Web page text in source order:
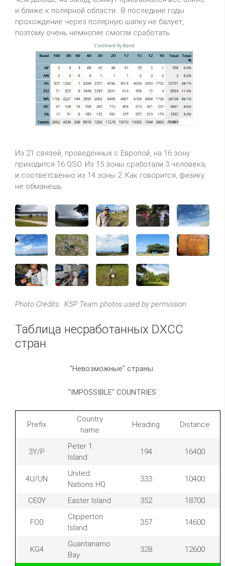
и ближе к полярной области. В последние годы
прохождение через полярную шапку не балует,
поэтому очень немногие смогли сработать.
Из 21 связей, проведенных с Европой, на 16 зону
приходится 16 QSO. Из 15 зоны сработали 3 человека,
и соответсвенно из 14 зоны 2. Как говорится, физику
не обманешь.
Photo Credits: K5P Team photos used by permission
Таблица несработанных DXCC
стран
"Невозможные" страны.
"IMPOSSIBLE" COUNTRIES
Prefix
Country
name
Heading Distance
3Y/P
Peter 1
Island
194 16400
4U/UN
United
Nations HQ
333 10400
CE0Y Easter Island 352 18700
FO0
Clipperton
Island
357 14600
KG4
Guantanamo
Bay
328 12600